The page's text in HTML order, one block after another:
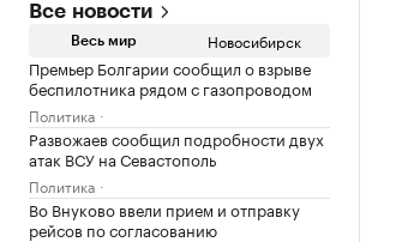
Все новости
Весь мир Новосибирск
Премьер Болгарии сообщил о взрыве
беспилотника рядом с газопроводом
Политика
Развожаев сообщил подробности двух
атак ВСУ на Севастополь
Политика
Во Внуково ввели прием и отправку
рейсов по согласованию